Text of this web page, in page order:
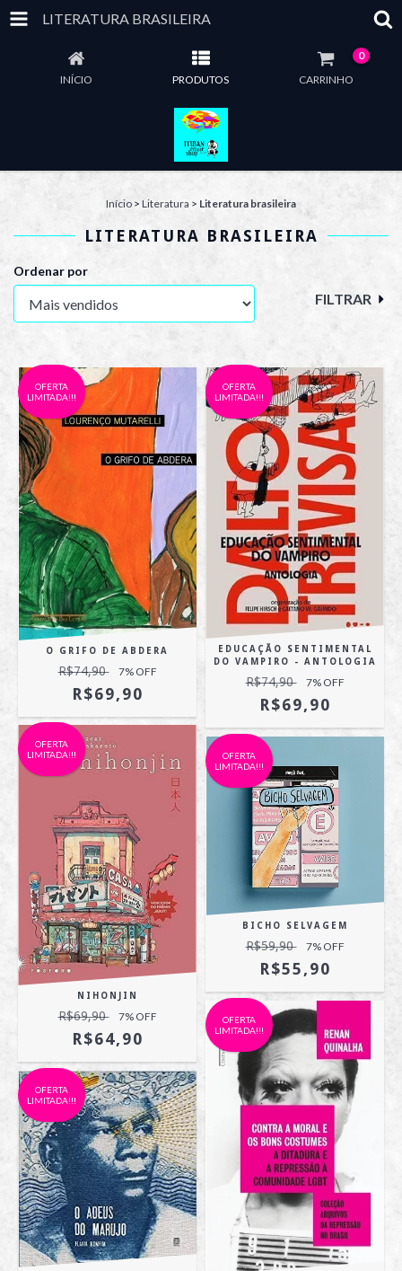
LITERATURA BRASILEIRA
INÍCIO PRODUTOS CARRINHO
0
Início > Literatura > Literatura brasileira
LITERATURA BRASILEIRA
Ordenar por
FILTRAR
OFERTA
LIMITADA!!!
O GRIFO DE ABDERA
R$74,90 7% OFF
R$69,90
OFERTA
LIMITADA!!!
EDUCAÇÃO SENTIMENTAL
DO VAMPIRO - ANTOLOGIA
R$74,90 7% OFF
R$69,90
OFERTA
LIMITADA!!!
NIHONJIN
R$69,90 7% OFF
R$64,90
OFERTA
LIMITADA!!!
BICHO SELVAGEM
R$59,90 7% OFF
R$55,90
OFERTA
LIMITADA!!!
OFERTA
LIMITADA!!!